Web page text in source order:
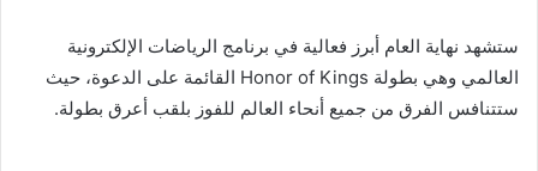
ستشهد نهاية العام أبرز فعالية في برنامج الرياضات الإلكترونية
العالمي وهي بطولة Honor of Kings القائمة على الدعوة، حيث
ستتنافس الفرق من جميع أنحاء العالم للفوز بلقب أعرق بطولة.